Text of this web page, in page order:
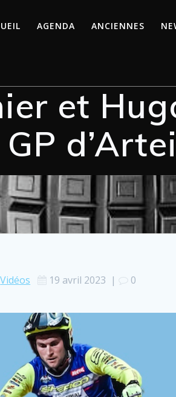
AGENDA ANCIENNES
et
GP
Vidéos 19 avril 2023 | 0